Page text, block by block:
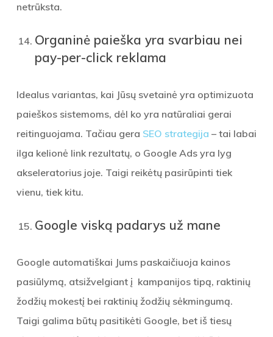
netrūksta.
Organinė paieška yra svarbiau nei
pay-per-click reklama
Idealus variantas, kai Jūsų svetainė yra optimizuota
paieškos sistemoms, dėl ko yra natūraliai gerai
reitinguojama. Tačiau gera SEO strategija – tai labai
ilga kelionė link rezultatų, o Google Ads yra lyg
akseleratorius joje. Taigi reikėtų pasirūpinti tiek
vienu, tiek kitu.
Google viską padarys už mane
Google automatiškai Jums paskaičiuoja kainos
pasiūlymą, atsižvelgiant į kampanijos tipą, raktinių
žodžių mokestį bei raktinių žodžių sėkmingumą.
Taigi galima būtų pasitikėti Google, bet iš tiesų